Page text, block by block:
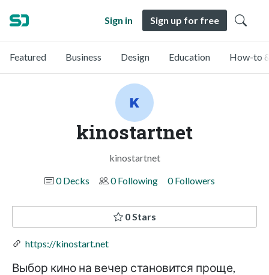
Sign in Sign up for free
Featured Business Design Education How-to
kinostartnet
kinostartnet
0 Decks
0 Following 0 Followers
0 Stars
https://kinostart.net
Выбор кино на вечер становится проще,